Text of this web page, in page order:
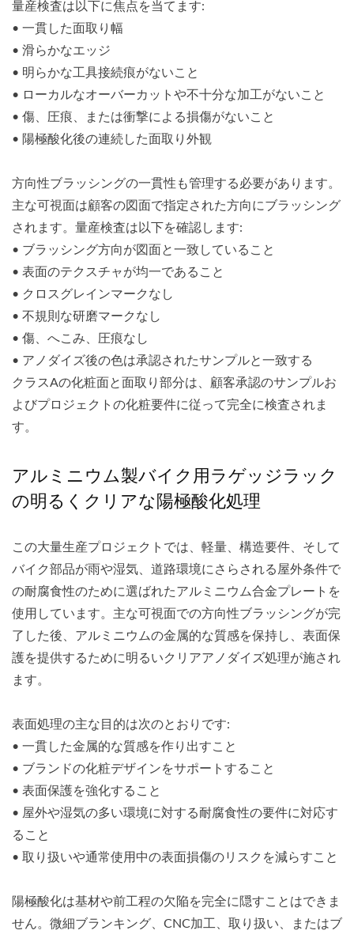
量産検査は以下に焦点を当てます:
• 一貫した面取り幅
• 滑らかなエッジ
• 明らかな工具接続痕がないこと
• ローカルなオーバーカットや不十分な加工がないこと
• 傷、圧痕、または衝撃による損傷がないこと
• 陽極酸化後の連続した面取り外観
方向性ブラッシングの一貫性も管理する必要があります。
主な可視面は顧客の図面で指定された方向にブラッシング
されます。量産検査は以下を確認します:
• ブラッシング方向が図面と一致していること
• 表面のテクスチャが均一であること
• クロスグレインマークなし
• 不規則な研磨マークなし
• 傷、へこみ、圧痕なし
• アノダイズ後の色は承認されたサンプルと一致する
クラスAの化粧面と面取り部分は、顧客承認のサンプルお
よびプロジェクトの化粧要件に従って完全に検査されま
す。
アルミニウム製バイク用ラゲッジラック
の明るくクリアな陽極酸化処理
この大量生産プロジェクトでは、軽量、構造要件、そして
バイク部品が雨や湿気、道路環境にさらされる屋外条件で
の耐腐食性のために選ばれたアルミニウム合金プレートを
使用しています。主な可視面での方向性ブラッシングが完
了した後、アルミニウムの金属的な質感を保持し、表面保
護を提供するために明るいクリアアノダイズ処理が施され
ます。
表面処理の主な目的は次のとおりです:
• 一貫した金属的な質感を作り出すこと
• ブランドの化粧デザインをサポートすること
• 表面保護を強化すること
• 屋外や湿気の多い環境に対する耐腐食性の要件に対応す
ること
• 取り扱いや通常使用中の表面損傷のリスクを減らすこと
陽極酸化は基材や前工程の欠陥を完全に隠すことはできま
せん。微細ブランキング、CNC加工、取り扱い、またはブ